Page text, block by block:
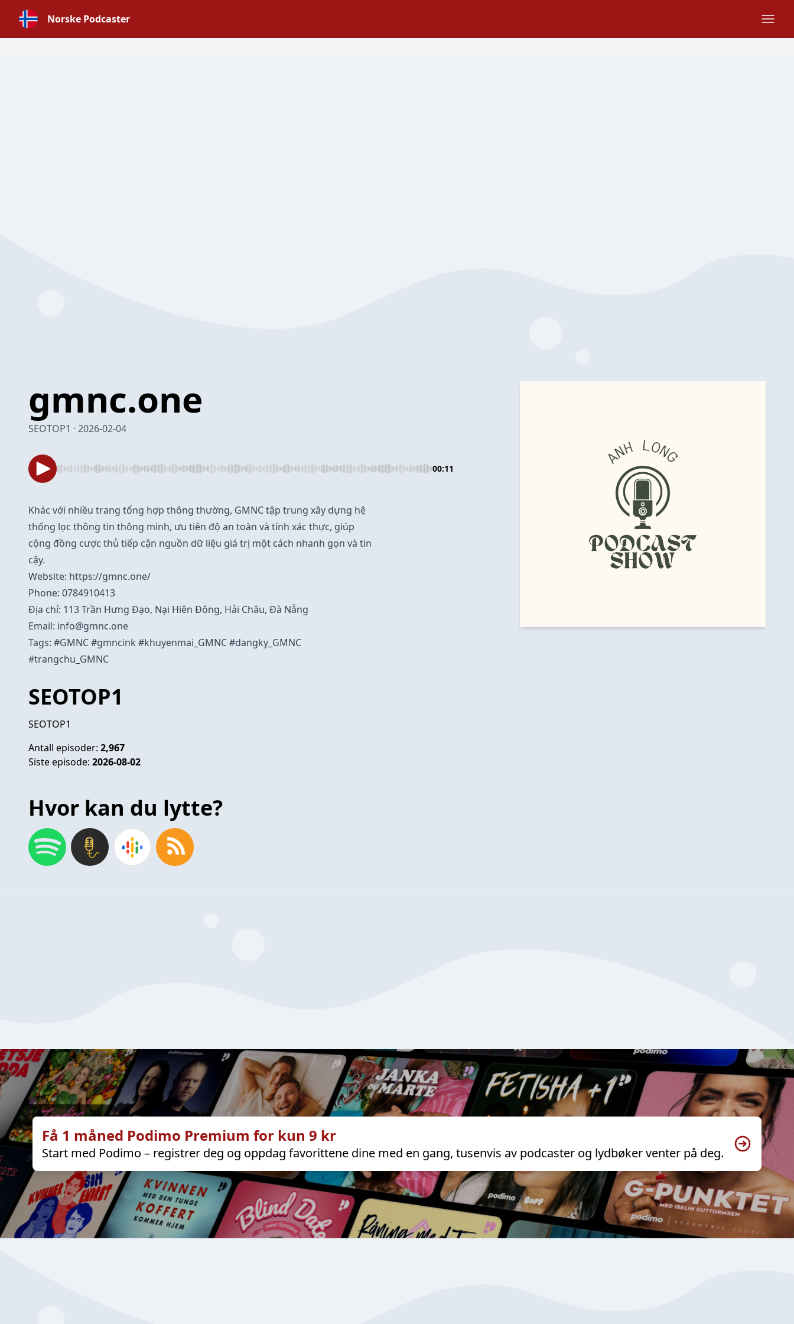
Norske Podcaster
gmnc.one
SEOTOP1 · 2026-02-04
00:11
Khác với nhiều trang tổng hợp thông thường, GMNCtập trung xây dựng hệ
thống lọc thông tin thông minh, ưu tiên độ an toàn và tính xác thực, giúp
cộng đồng cược thủ tiếp cận nguồn dữ liệu giá trị một cách nhanh gọn và tin
cậy.
Website: https://gmnc.one/
Phone: 0784910413
Địa chỉ: 113 Trần Hưng Đạo, Nại Hiên Đông, Hải Châu, Đà Nẵng
Email: info@gmnc.one
Tags: #GMNC #gmncink #khuyenmai_GMNC #dangky_GMNC
#trangchu_GMNC
SEOTOP1
SEOTOP1
Antall episoder: 2,967
Siste episode: 2026-08-02
Hvor kan du lytte?
Få 1 måned Podimo Premium for kun 9 kr
Start med Podimo – registrer deg og oppdag favorittene dine med en gang, tusenvis av podcaster og lydbøker venter på deg.